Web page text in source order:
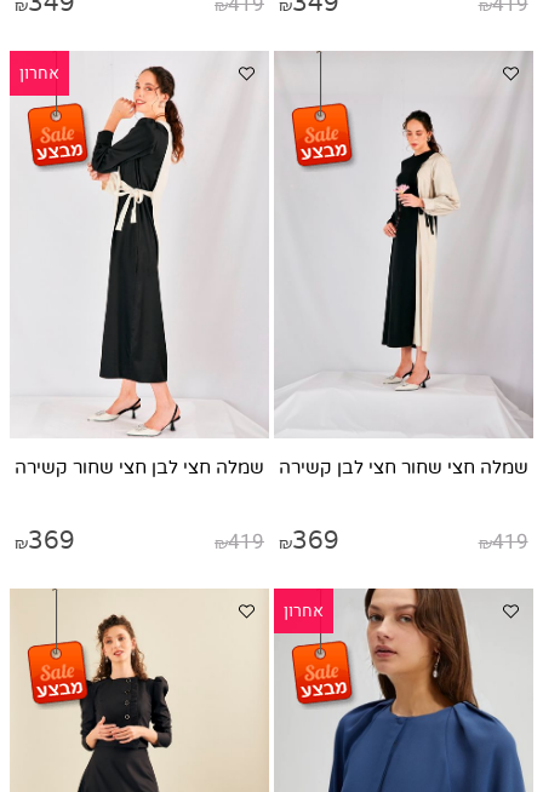
₪
₪
₪
₪
שמלה חצי שחור חצי לבן קשירה
₪419
₪369
אחרון
שמלה חצי לבן חצי שחור קשירה
₪419
₪369
אחרון